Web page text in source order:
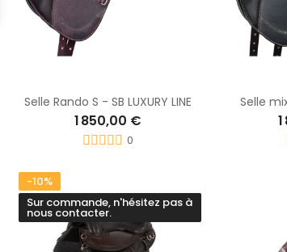
Selle Rando S - SB LUXURY LINE
1 850,00 €
0
Selle
-10%
Sur commande, n'hésitez pas à
nous contacter.